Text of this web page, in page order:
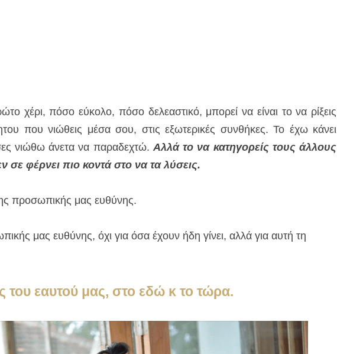
χέρι, πόσο εύκολο, πόσο δελεαστικό, μπορεί να είναι το να ρίξεις
που νιώθεις μέσα σου, στις εξωτερικές συνθήκες. Το έχω κάνει
νιώθω άνετα να παραδεχτώ. Aλλά το να κατηγορείς τους άλλους
σε φέρνει πιο κοντά στο να τα λύσεις.
προσωπικής μας ευθύνης.
μας ευθύνης, όχι για όσα έχουν ήδη γίνει, αλλά για αυτή τη
του εαυτού μας, στο εδώ κ το τώρα.